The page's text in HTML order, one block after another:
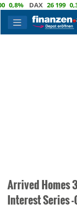
DAX 26 199 0,3%
Arrived Homes
Interest Series